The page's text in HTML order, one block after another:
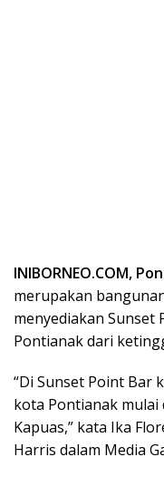
INIBORNEO.COM,
merupakan
menyediakan
Pontianak dari
“Di Sunset Point Bar
kota Pontianak
Kapuas,” kata Ika
Harris dalam Media